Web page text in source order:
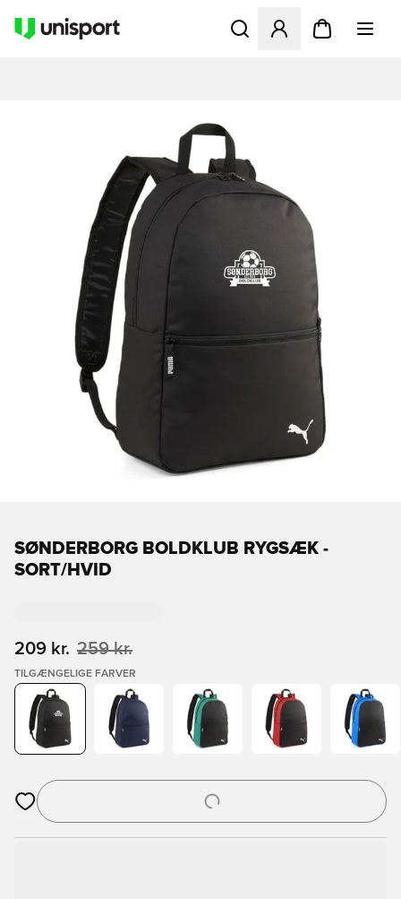
Åbner en Modal til at
SØNDERBORG BOLDKLUB RYGSÆK -
SORT/HVID
209 kr. 259 kr.
TILGÆNGELIGE FARVER
Åbner en Modal til at logge ind eller tilmelde dig som medlem